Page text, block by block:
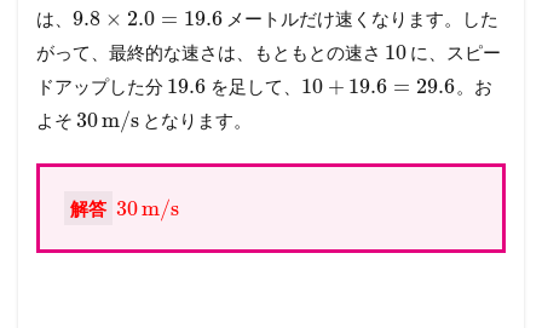
は、 9.8 × 2.0 = 19.6メートルだけ速くなります。した
がって、最終的な速さは、もともとの速さ 10に、スピー
ドアップした分 19.6 を足して、 10 + 19.6 = 29.6。お
よそ 30m/s となります。
解答 30m/s